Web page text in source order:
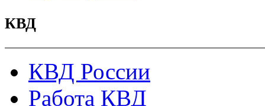
КВД
КВД России
Работа КВД